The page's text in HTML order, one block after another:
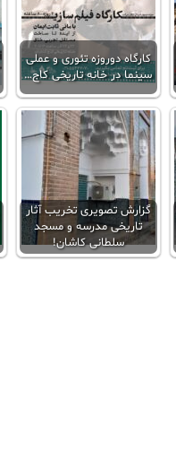
کارگاه دوروزه تئوری و عملی
سینما در خانه تاریخی کاج…
گزارش تصویری تخریب آثار
تاریخی مدرسه و مسجد
سلطانی کاشان!